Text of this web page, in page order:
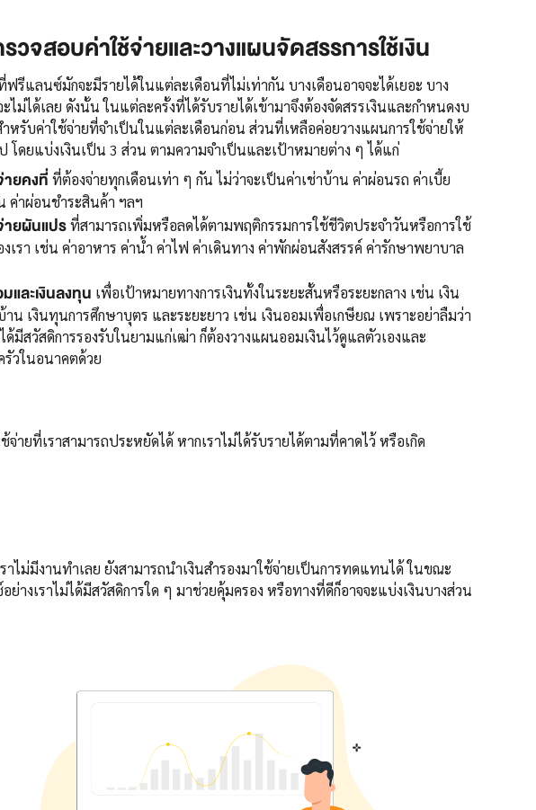
วจสอบค่าใช้จ่ายและวางแผนจัดสรรการใช้เงิน
ฟรีแลนซ์มักจะมีรายได้ในแต่ละเดือนที่ไม่เท่ากัน บางเดือนอาจจะได้เยอะ บาง
ะไม่ได้เลย ดังนั้น ในแต่ละครั้งที่ได้รับรายได้เข้ามาจึงต้องจัดสรรเงินและกำหนดงบ
หรับค่าใช้จ่ายที่จำเป็นในแต่ละเดือนก่อน ส่วนที่เหลือค่อยวางแผนการใช้จ่ายให้
โดยแบ่งเงินเป็น 3 ส่วน ตามความจำเป็นและเป้าหมายต่าง ๆ ได้แก่
ายคงที่ ที่ต้องจ่ายทุกเดือนเท่า ๆ กัน ไม่ว่าจะเป็นค่าเช่าบ้าน ค่าผ่อนรถ ค่าเบี้ย
ค่าผ่อนชำระสินค้า ฯลฯ
ายผันแปรที่สามารถเพิ่มหรือลดได้ตามพฤติกรรมการใช้ชีวิตประจำวันหรือการใช้
งเรา เช่น ค่าอาหาร ค่าน้ำ ค่าไฟ ค่าเดินทาง ค่าพักผ่อนสังสรรค์ ค่ารักษาพยาบาล
และเงินลงทุน เพื่อเป้าหมายทางการเงินทั้งในระยะสั้นหรือระยะกลาง เช่น เงิน
าน เงินทุนการศึกษาบุตร และระยะยาว เช่น เงินออมเพื่อเกษียณ เพราะอย่าลืมว่า
ได้มีสวัสดิการรองรับในยามแก่เฒ่า ก็ต้องวางแผนออมเงินไว้ดูแลตัวเองและ
รัวในอนาคตด้วย
ยที่เราสามารถประหยัดได้ หากเราไม่ได้รับรายได้ตามที่คาดไว้ หรือเกิด
ไม่มีงานทำเลย ยังสามารถนำเงินสำรองมาใช้จ่ายเป็นการทดแทนได้ ในขณะ
างเราไม่ได้มีสวัสดิการใด ๆ มาช่วยคุ้มครอง หรือทางที่ดีก็อาจจะแบ่งเงินบางส่วน